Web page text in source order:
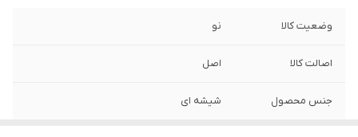
وضعیت کالا نو
اصالت کالا اصل
جنس محصول شیشه ای